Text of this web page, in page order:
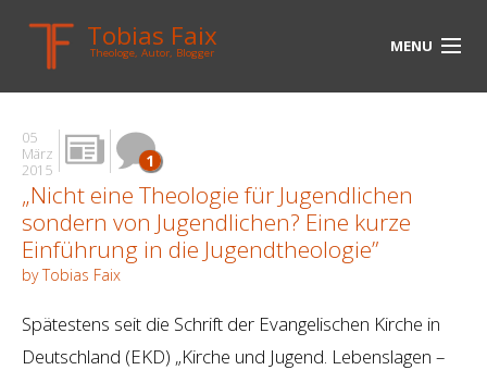
Tobias Faix
Theologe, Autor, Blogger MENU
HOME
BLOG
BIOGRAPHIE
BÜCHER
UNTERWEGS
MEDIEN
05
März
2015
1
„Nicht eine Theologie für Jugendlichen
sondern von Jugendlichen? Eine kurze
Einführung in die Jugendtheologie”
by Tobias Faix
Spätestens seit die Schrift der Evangelischen Kirche in
Deutschland (EKD) „Kirche und Jugend. Lebenslagen –